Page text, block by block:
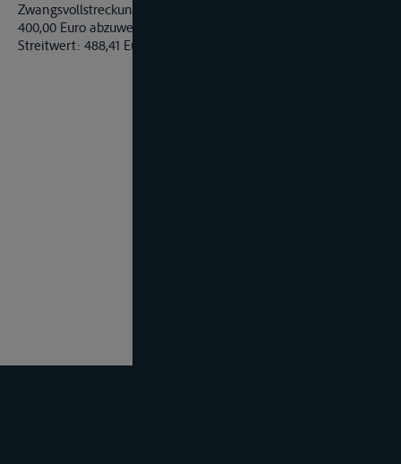
Zwangsvollstreckung gegen Sicherheitsleistung in Höhe von
400,00 Euro abzuwenden.
Streitwert: 488,41 Euro.